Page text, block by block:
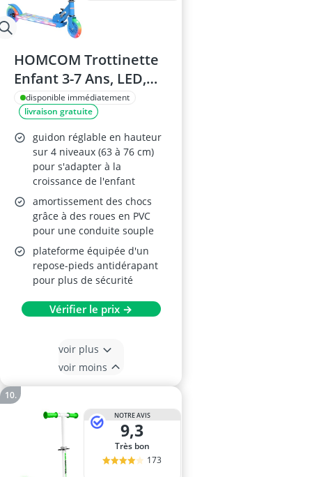
HOMCOM Trottinette
Enfant 3-7 Ans, LED,
Pliable, Bleu
disponible immédiatement
livraison gratuite
guidon réglable en hauteur
sur 4 niveaux (63 à 76 cm)
pour s'adapter à la
croissance de l'enfant
amortissement des chocs
grâce à des roues en PVC
pour une conduite souple
plateforme équipée d'un
repose-pieds antidérapant
pour plus de sécurité
Vérifier le prix →
voir plus
voir moins
NOTRE AVIS
9,3
Très bon
173